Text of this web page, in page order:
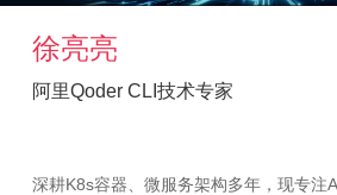
徐亮亮
阿里Qoder CLI技术专家
深耕K8s容器、微服务架构多年，现专注